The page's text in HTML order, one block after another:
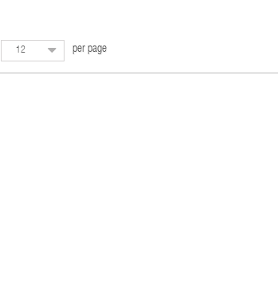
12 per page